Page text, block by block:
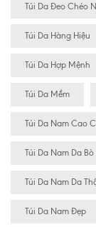
Túi Da Đeo Chéo
Túi Da Hàng Hiệu
Túi Da Hợp Mệnh
Túi Da Mềm
Túi Da Nam Cao
Túi Da Nam Da Bò
Túi Da Nam Da
Túi Da Nam Đẹp